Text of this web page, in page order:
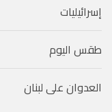
إسرائيليات
طقس اليوم
العدوان على لبنان